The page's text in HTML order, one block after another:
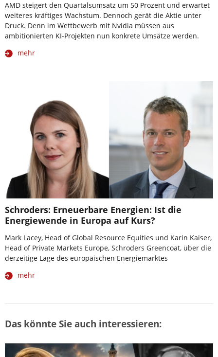
AMD steigert den Quartalsumsatz um 50 Prozent und erwartet
weiteres kräftiges Wachstum. Dennoch gerät die Aktie unter
Druck. Denn im Wettbewerb mit Nvidia müssen aus
ambitionierten KI-Projekten nun konkrete Umsätze werden.
mehr
Schroders: Erneuerbare Energien: Ist die
Energiewende in Europa auf Kurs?
Mark Lacey, Head of Global Resource Equities und Karin Kaiser,
Head of Private Markets Europe, Schroders Greencoat, über die
derzeitige Lage des europäischen Energiemarktes
mehr
Das könnte Sie auch interessieren: